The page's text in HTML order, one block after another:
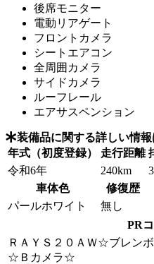
後席モニター
電動リアゲート
フロントカメラ
シートエアコン
全周囲カメラ
サイドカメラ
ルーフレール
エアサスペンション
装備品に関する詳しい情報
年式（初度登録） 走行距離
令和6年
240km
車体色
修復歴
パールホワイト
無し
PR
ＲＡＹＳ２０ＡＷ☆ブレン
☆Ｂカメラ☆